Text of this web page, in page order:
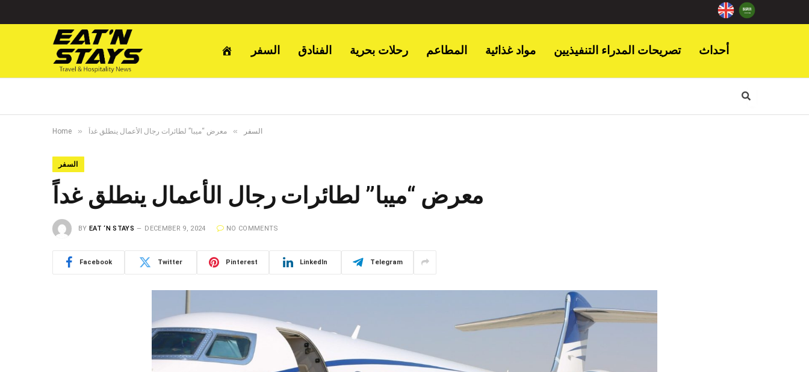
السفر الفنادق رحلات بحرية المطاعم مواد غذائية تصريحات المدراء التنفيذيين أحداث
Home » السفر » معرض “ميبا” لطائرات رجال الأعمال ينطلق غداً
السفر
معرض “ميبا” لطائرات رجال الأعمال ينطلق غداً
BY EAT ‘N STAYS DECEMBER 9, 2024 NO COMMENTS
Facebook Twitter Pinterest LinkedIn Telegram